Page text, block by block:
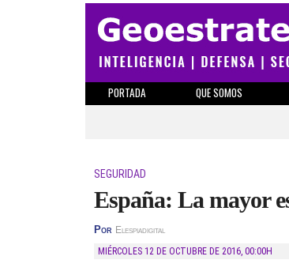
PORTADA QUE SOMOS
SEGURIDAD
España: La mayor
Por Elespiadigital
MIÉRCOLES 12 DE OCTUBRE DE 2016, 00:00H